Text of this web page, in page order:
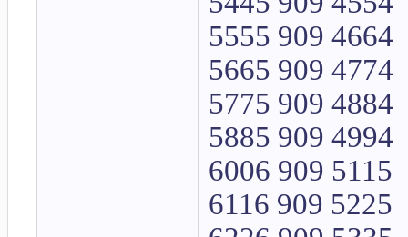
5555 909 4664
5665 909 4774
5775 909 4884
5885 909 4994
6006 909 5115
6116 909 5225